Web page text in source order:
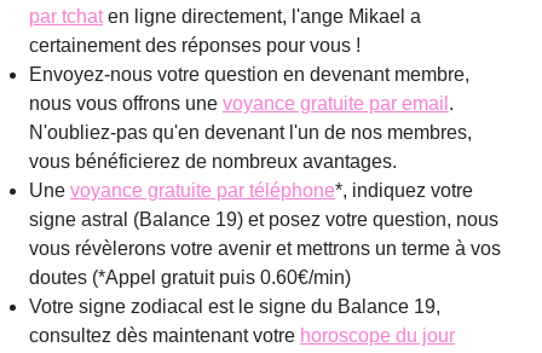
par tchaten ligne directement, l'ange Mikael a
certainement des réponses pour vous !
Envoyez-nous votre question en devenant membre,
nous vous offrons une voyance gratuite par email .
N'oubliez-pas qu'en devenant l'un de nos membres,
vous bénéficierez de nombreux avantages.
Une voyance gratuite par téléphone*, indiquez votre
signe astral (Balance 19) et posez votre question, nous
vous révèlerons votre avenir et mettrons un terme à vos
doutes (*Appel gratuit puis 0.60€/min)
Votre signe zodiacal est le signe du Balance 19,
consultez dès maintenant votre horoscope du jour